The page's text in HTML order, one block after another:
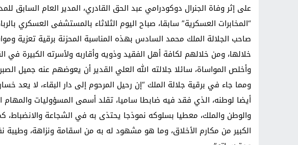
على إثر وفاة الجنرال دوكودرامي عبد الحق القادري، المدير العام السابق
“المخابرات العسكرية” سابقا، صباح اليوم الثلاثاء بالمستشفى العسكري
صاحب الجلالة الملك محمد السادس بهذه المناسبة المحزنة برقية تعزية
خلالها، ومن خلالهم لكافة أهل الفقيد وذويه وأقاربه ولأسرته الكبيرة في
وأخلص المواساة، سائلا جلالته الله العلي القدير أن يعوضهم عنه جميل
ومما جاء في برقية جلالة الملك “إن رحيل المرحوم إلى دار البقاء، لا يعد
أيضا لوطنه، الذي فقد فيه ضابطا ساميا، تقلد أسمى المسؤوليات
والوطن والملك، معطيا بسلوكه نموذجا يحتذى به في الشجاعة والانضباط،
الكبير من مكارم الأخلاق، وما هو مشهود له به من اسقامة ونزاهة،